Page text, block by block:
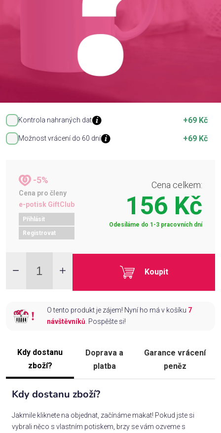
Oblečení
Přihlášení
Kontrola nahraných dat +69 Kč
Možnost vrácení do 60 dní +69 Kč
-5%
Cena pro členy
e-potisk GiftClub
Přihlásit
Registrovat
Cena celkem:
156 Kč
Odesíláme do 1-3 pracovních dní
Koupit
O tento produkt je zájem! Nyní ho má v košíku 7
návštěvníků. Pospěšte si!
Kdy dostanu
zboží?
Doprava a
platba
Garance vrácení
peněz
Kdy dostanu zboží?
Jakmile kliknete na objednat, začínáme makat! Pokud jste si
vybrali něco s vlastním potiskem, brzy se vám ozveme s